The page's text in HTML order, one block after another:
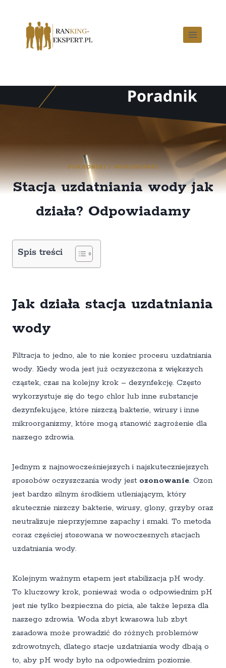
PORADNIKI I WSKAZÓWKI
Stacja uzdatniania wody jak
działa? Odpowiadamy
Spis treści
Jak działa stacja uzdatniania
wody
Filtracja to jedno, ale to nie koniec procesu uzdatniania
wody. Kiedy woda jest już oczyszczona z większych
cząstek, czas na kolejny krok – dezynfekcję. Często
wykorzystuje się do tego chlor lub inne substancje
dezynfekujące, które niszczą bakterie, wirusy i inne
mikroorganizmy, które mogą stanowić zagrożenie dla
naszego zdrowia.
Jednym z najnowocześniejszych i najskuteczniejszych
sposobów oczyszczania wody jest ozonowanie. Ozon
jest bardzo silnym środkiem utleniającym, który
skutecznie niszczy bakterie, wirusy, glony, grzyby oraz
neutralizuje nieprzyjemne zapachy i smaki. To metoda
coraz częściej stosowana w nowoczesnych stacjach
uzdatniania wody.
Kolejnym ważnym etapem jest stabilizacja pH wody.
To kluczowy krok, ponieważ woda o odpowiednim pH
jest nie tylko bezpieczna do picia, ale także lepsza dla
naszego zdrowia. Woda zbyt kwasowa lub zbyt
zasadowa może prowadzić do różnych problemów
zdrowotnych, dlatego stacje uzdatniania wody dbają o
to, aby pH wody było na odpowiednim poziomie.